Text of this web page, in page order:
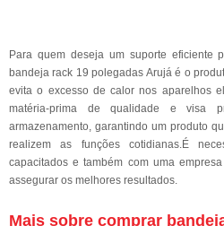
Para quem deseja um suporte eficiente
bandeja rack 19 polegadas Arujá é o
evita o excesso de calor nos aparelhos
matéria-prima de qualidade e visa
armazenamento, garantindo um produto
realizem as funções cotidianas.É
capacitados e também com uma
assegurar os melhores resultados.
Mais sobre comprar